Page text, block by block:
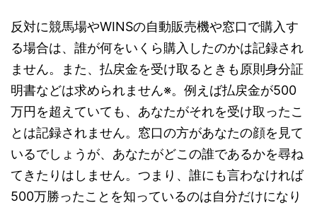
反対に競馬場やWINSの自動販売機や窓口で購入す
る場合は、誰が何をいくら購入したのかは記録され
ません。また、払戻金を受け取るときも原則身分証
明書などは求められません※。例えば払戻金が500
万円を超えていても、あなたがそれを受け取ったこ
とは記録されません。窓口の方があなたの顔を見て
いるでしょうが、あなたがどこの誰であるかを尋ね
てきたりはしません。つまり、誰にも言わなければ
500万勝ったことを知っているのは自分だけになり